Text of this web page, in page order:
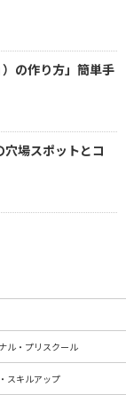
）の作り方」簡単手
場スポットとコ
ル・プリスクール
スキルアップ